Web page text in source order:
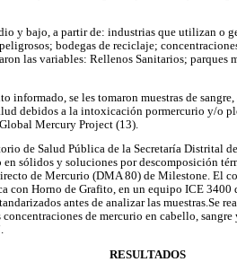
y bajo, a partir de: industrias que utilizan o
bodegas de reciclaje;
las variables: Rellenos Sanitarios;
informado, se les tomaron muestras de
debidos a la intoxicación pormercurio y/o
Mercury Project (13).
de Salud Pública de la Secretaría Distrital
sólidos y soluciones por descomposición
de Mercurio (DMA 80) de Milestone. El
con Horno de Grafito, en un equipo ICE 3400
antes de analizar las muestras.Se
de mercurio en cabello,
RESULTADOS